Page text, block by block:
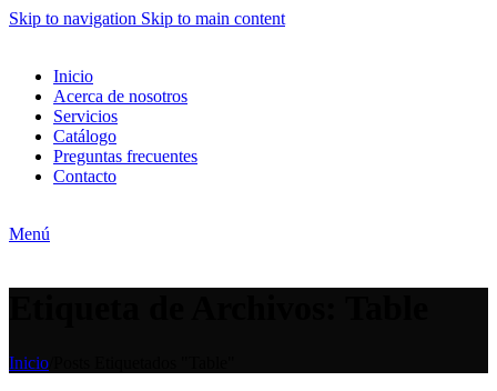
Skip to navigation Skip to main content
Inicio
Acerca de nosotros
Servicios
Catálogo
Preguntas frecuentes
Contacto
Menú
Inicio